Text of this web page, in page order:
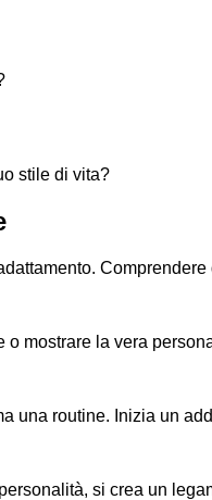
stile di vita?
o mostrare la vera
una routine. Inizia un
si crea un